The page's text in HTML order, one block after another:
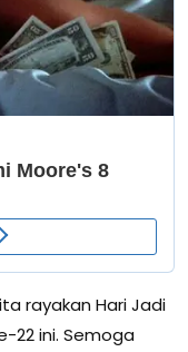
rayakan Hari Jadi
22 ini. Semoga